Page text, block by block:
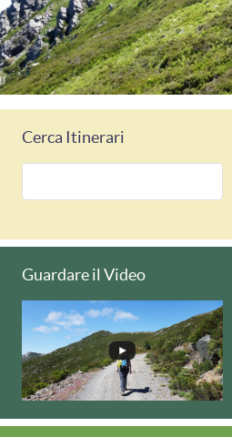
Cerca Itinerari
Guardare il Video